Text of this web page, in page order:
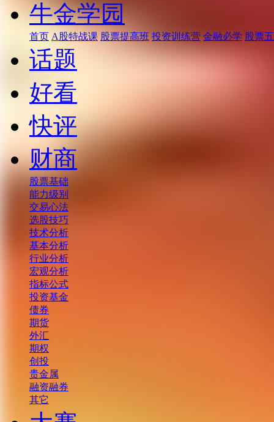
牛金学园
首页 A股特战课 股票提高班 投资训练营 金融必学 股票
话题
好看
快评
财商
股票基础
能力级别
交易心法
选股技巧
技术分析
基本分析
行业分析
宏观分析
指标公式
投资基金
债券
期货
外汇
期权
创投
贵金属
融资融券
其它